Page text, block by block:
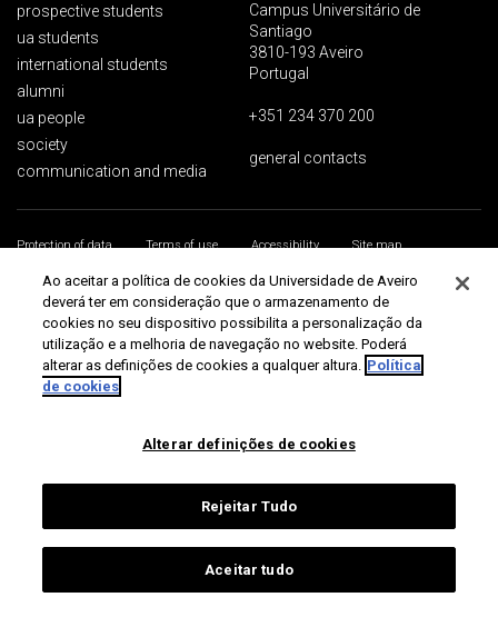
prospective students
ua students
international students
alumni
ua people
society
communication and media
Campus Universitário de
Santiago
3810-193 Aveiro
Portugal
+351 234 370 200
general contacts
Protection of data Terms of use Accessibility
Site map
Universidade de Aveiro 2026
Ao aceitar a política de cookies da Universidade de Aveiro
deverá ter em consideração que o armazenamento de
cookies no seu dispositivo possibilita a personalização da
utilização e a melhoria de navegação no website. Poderá
alterar as definições de cookies a qualquer altura. Política
de cookies
Alterar definições de cookies
Rejeitar Tudo
Aceitar tudo